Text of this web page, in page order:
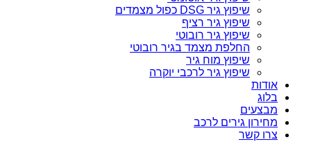
שיפוץ גיר DSG כפול מצמדים
שיפוץ גיר רציף
שיפוץ גיר רובוטי
החלפת מצמד בגיר רובוטי
שיפוץ מוח גיר
שיפוץ גיר לרכבי יוקרה
אודות
בלוג
מבצעים
מחירון גירים לרכב
צרו קשר